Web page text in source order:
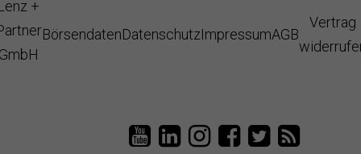
+
BörsendatenDatenschutzImpressumAGB
Vertrag
L
e
T
a
L
e
L
e